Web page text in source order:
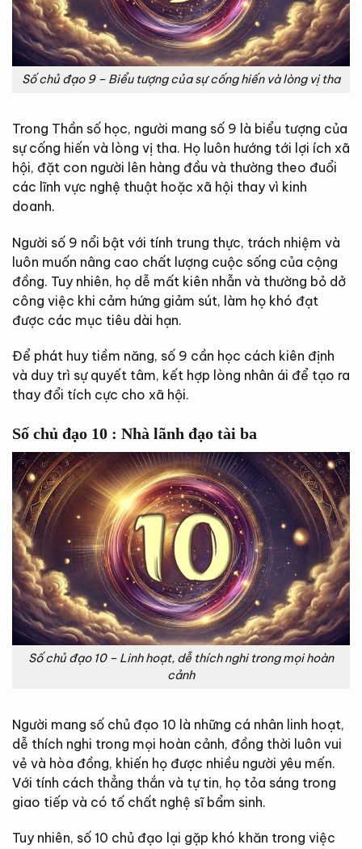
Số chủ đạo 9 – Biểu tượng của sự cống hiến và lòng vị tha
Trong Thần số học, người mang số 9 là biểu tượng của
sự cống hiến và lòng vị tha. Họ luôn hướng tới lợi ích xã
hội, đặt con người lên hàng đầu và thường theo đuổi
các lĩnh vực nghệ thuật hoặc xã hội thay vì kinh
doanh.
Người số 9 nổi bật với tính trung thực, trách nhiệm và
luôn muốn nâng cao chất lượng cuộc sống của cộng
đồng. Tuy nhiên, họ dễ mất kiên nhẫn và thường bỏ dở
công việc khi cảm hứng giảm sút, làm họ khó đạt
được các mục tiêu dài hạn.
Để phát huy tiềm năng, số 9 cần học cách kiên định
và duy trì sự quyết tâm, kết hợp lòng nhân ái để tạo ra
thay đổi tích cực cho xã hội.
Số chủ đạo 10 : Nhà lãnh đạo tài ba
Số chủ đạo 10 – Linh hoạt, dễ thích nghi trong mọi hoàn
cảnh
Người mang số chủ đạo 10 là những cá nhân linh hoạt,
dễ thích nghi trong mọi hoàn cảnh, đồng thời luôn vui
vẻ và hòa đồng, khiến họ được nhiều người yêu mến.
Với tính cách thẳng thắn và tự tin, họ tỏa sáng trong
giao tiếp và có tố chất nghệ sĩ bẩm sinh.
Tuy nhiên, số 10 chủ đạo lại gặp khó khăn trong việc